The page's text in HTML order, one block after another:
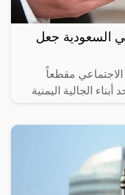
السعودية جعل
مقطعاً
الجالية اليمنية